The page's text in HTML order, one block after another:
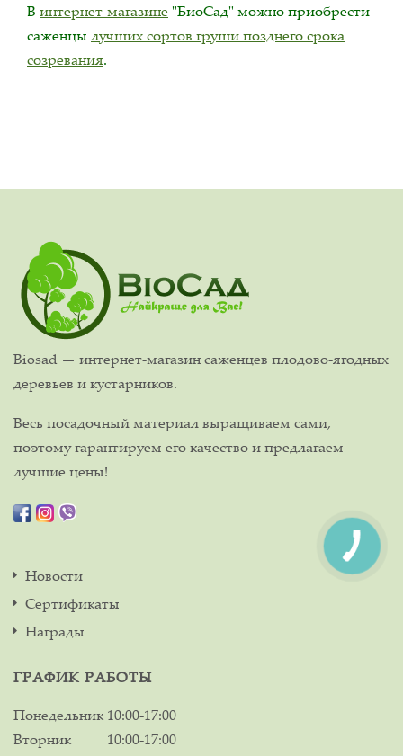
В интернет-магазине "БиоСад" можно приобрести
саженцы лучших сортов груши позднего срока
созревания.
Biosad — интернет-магазин саженцев плодово-ягодных
деревьев и кустарников.
Весь посадочный материал выращиваем сами,
поэтому гарантируем его качество и предлагаем
лучшие цены!
Новости
Сертификаты
Награды
ГРАФИК РАБОТЫ
Понедельник 10:00-17:00
Вторник
10:00-17:00